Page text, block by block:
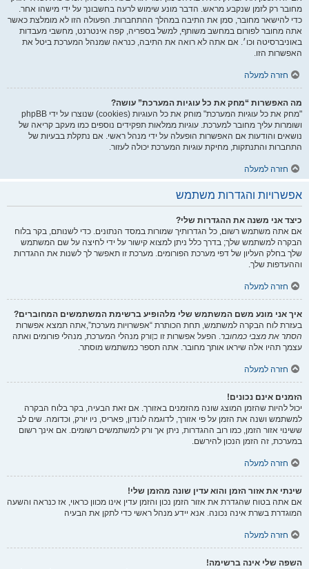
מחובר רק לזמן שנקבע מראש. הדבר מונע שימוש לרעה בחשבונך על ידי מישהו אחר.
כדי להישאר מחובר, סמן את התיבה במהלך ההתחברות. הפעולה הזו לא מומלצת כאשר
אתה מחובר לפורום במחשב משותף, למשל בספריה, קפה אינטרנט, מחשבי מעבדות
באוניברסיטה וכו׳. אם אתה לא רואה את התיבה, כנראה שמנהל המערכת ביטל את
האפשרות הזו.
חזרה למעלה
מה האפשרות “מחק את כל עוגיות המערכת” עושה?
"מחק את כל עוגיות המערכת" מוחק את כל העוגיות (cookies) שנוצרו על ידי phpBB
ושומרות עליך מחובר למערכת. עוגיות ממלאות תפקידים נוספים כמו מעקב קריאה של
נושאים והודעות אם האפשרות הופעלה על ידי מנהל ראשי. אם נתקלת בבעיות של
התחברות והתנתקות, מחיקת עוגיות המערכת יכולה לעזור.
חזרה למעלה
אפשרויות והגדרות משתמש
כיצד אני משנה את ההגדרות שלי?
אם אתה משתמש רשום, כל הגדרותיך שמורות במסד הנתונים. כדי לשנותם, בקר בלוח
הבקרה למשתמש שלך; בדרך כלל ניתן למצוא קישור על ידי לחיצה על שם המשתמש
שלך בחלק העליון של דפי מערכת הפורומים. מערכת זו תאפשר לך לשנות את ההגדרות
וההעדפות שלך.
חזרה למעלה
איך אני מונע משם המשתמש שלי מלהופיע ברשימת המשתמשים המחוברים?
בעזרת לוח הבקרה למשתמש, תחת הכותרת “אפשרויות מערכת”,אתה תמצא אפשרות
הסתר את מצבי כמחובר. הפעל אפשרות זו כןורק מנהלי המערכת, מנהלי פורומים ואתה
עצמך תהיו אלה שיראו אותך מחובר. אתה תספר כמשתמש מוסתר.
חזרה למעלה
הזמנים אינם נכונים!
יכול להיות שהזמן המוצג שונה מהזמנים באזורך. אם זאת הבעיה, בקר בלוח הבקרה
למשתמש ושנה את הזמן על פי אזורך, לדוגמה לונדון, פאריס, ניו יורק, וכדומה. שים לב
ששינוי אזור הזמן, כמו רוב ההגדרות, ניתן אך ורק למשתמשים רשומים. אם אינך רשום
במערכת, זה הזמן הנכון להירשם.
חזרה למעלה
שינתי את אזור הזמן והוא עדין שונה מהזמן שלי!
אם אתה בטוח שהגדרת את אזור הזמן נכון והזמן עדין אינו מכוון כראוי, אז כנראה והשעה
המוגדרת בשרת אינה נכונה. אנא יידע מנהל ראשי כדי לתקן את הבעיה
חזרה למעלה
השפה שלי אינה ברשימה!